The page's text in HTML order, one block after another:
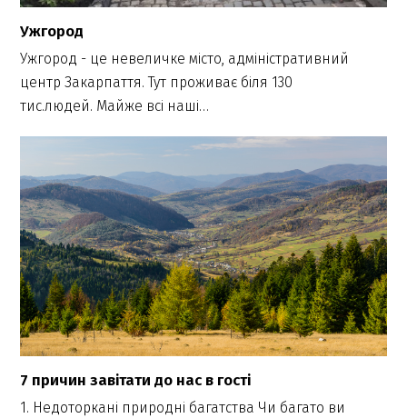
Ужгород
Ужгород - це невеличке місто, адміністративний
центр Закарпаття. Тут проживає біля 130
тис.людей. Майже всі наші…
7 причин завітати до нас в гості
1. Недоторкані природні багатства Чи багато ви